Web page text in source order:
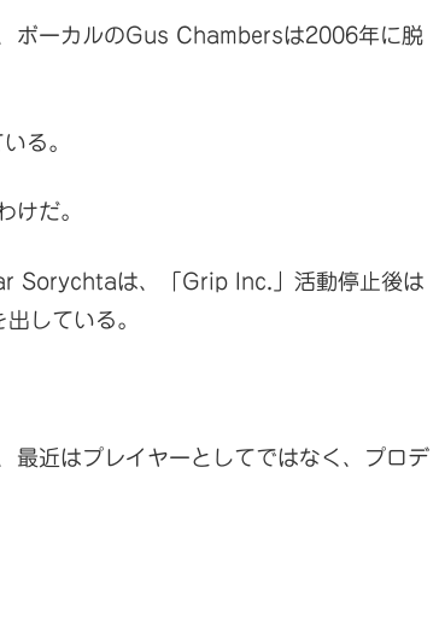
ボーカルのGus Chambersは2006年に脱
る。
けだ。
Sorychtaは、「Grip Inc.」活動停止後は
している。
最近はプレイヤーとしてではなく、プロデ